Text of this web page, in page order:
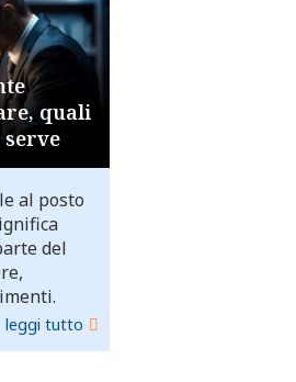
quali
al posto
del
leggi tutto